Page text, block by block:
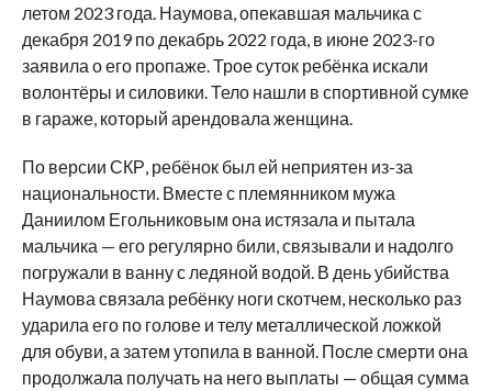
летом 2023 года. Наумова, опекавшая мальчика с
декабря 2019 по декабрь 2022 года, в июне 2023-го
заявила о его пропаже. Трое суток ребёнка искали
волонтёры и силовики. Тело нашли в спортивной сумке
в гараже, который арендовала женщина.
По версии СКР, ребёнок был ей неприятен из-за
национальности. Вместе с племянником мужа
Даниилом Егольниковым она истязала и пытала
мальчика — его регулярно били, связывали и надолго
погружали в ванну с ледяной водой. В день убийства
Наумова связала ребёнку ноги скотчем, несколько раз
ударила его по голове и телу металлической ложкой
для обуви, а затем утопила в ванной. После смерти она
продолжала получать на него выплаты — общая сумма